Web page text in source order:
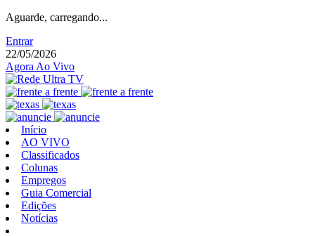
Aguarde, carregando...
Entrar
22/05/2026
Agora Ao Vivo
Início
AO VIVO
Classificados
Colunas
Empregos
Guia Comercial
Edições
Notícias